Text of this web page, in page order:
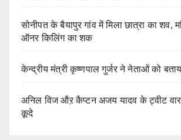
सोनीपत के बैयापुर गांव में मिला छात्रा का शव,
ऑनर किलिंग का शक
केन्द्रीय मंत्री कृष्णपाल गुर्जर ने नेताओं को
अनिल विज औऱ कैप्टन अजय यादव के ट्वीट वार
कूदे